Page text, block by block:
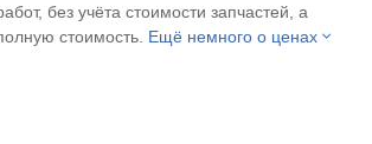
без учёта стоимости запчастей, а
стоимость. Ещё немного о ценах